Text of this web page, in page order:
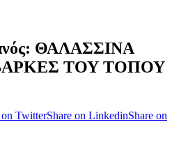
ΘΑΛΑΣΣΙΝΑ
ΤΟΥ ΤΟΠΟΥ
on TwitterShare on LinkedinShare on